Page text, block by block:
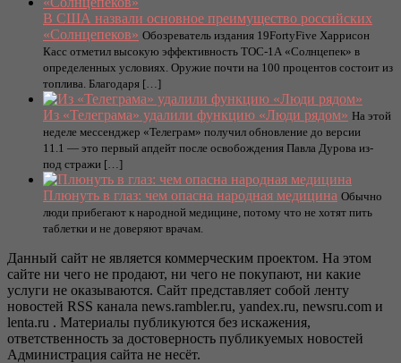
В США назвали основное преимущество российских
«Солнцепеков» Обозреватель издания 19FortyFive Харрисон
Касс отметил высокую эффективность ТОС-1А «Солнцепек» в
определенных условиях. Оружие почти на 100 процентов состоит из
топлива. Благодаря […]
Из «Телеграма» удалили функцию «Люди рядом» На этой
неделе мессенджер «Телеграм» получил обновление до версии
11.1 — это первый апдейт после освобождения Павла Дурова из-
под стражи […]
Плюнуть в глаз: чем опасна народная медицина Обычно
люди прибегают к народной медицине, потому что не хотят пить
таблетки и не доверяют врачам.
Данный сайт не является коммерческим проектом. На этом
сайте ни чего не продают, ни чего не покупают, ни какие
услуги не оказываются. Сайт представляет собой ленту
новостей RSS канала news.rambler.ru, yandex.ru, newsru.com и
lenta.ru . Материалы публикуются без искажения,
ответственность за достоверность публикуемых новостей
Администрация сайта не несёт.